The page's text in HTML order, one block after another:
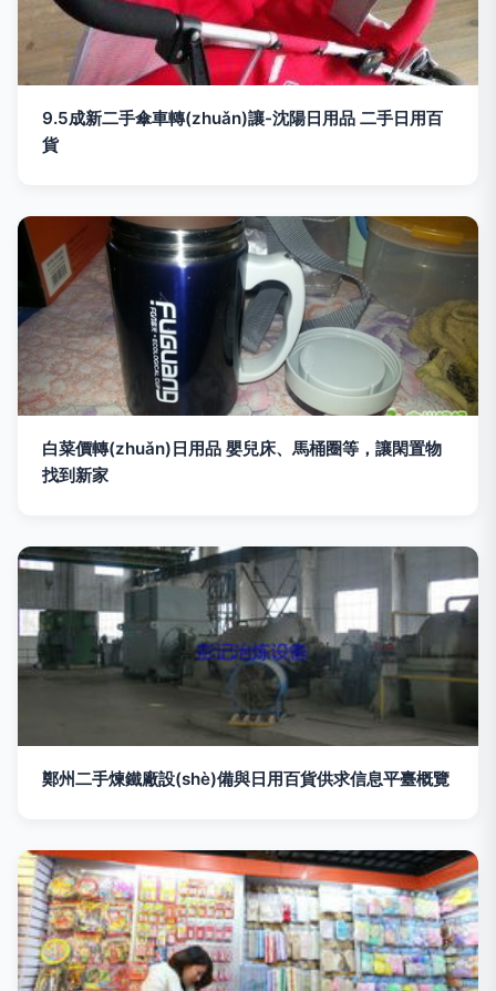
9.5成新二手傘車轉(zhuǎn)讓-沈陽日用品 二手日用百
貨
白菜價轉(zhuǎn)日用品 嬰兒床、馬桶圈等，讓閑置物
找到新家
鄭州二手煉鐵廠設(shè)備與日用百貨供求信息平臺概覽